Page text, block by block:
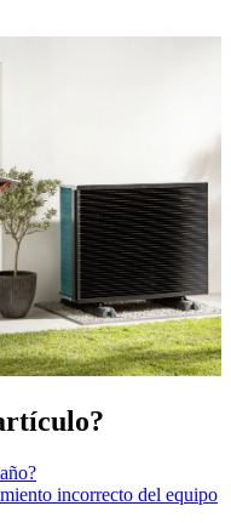
incorrecto del equipo